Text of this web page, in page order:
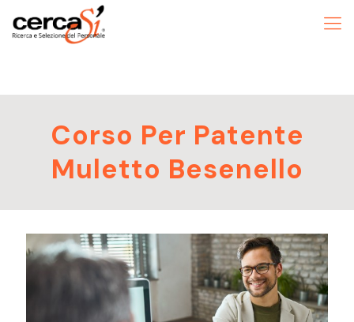
Corso Per Patente
Muletto Besenello